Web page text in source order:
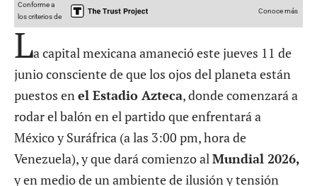
Conforme a
los criterios de
Conoce más
La capital mexicana amaneció este jueves 11 de
junio consciente de que los ojos del planeta están
puestos en el Estadio Azteca, donde comenzará a
rodar el balón en el partido que enfrentará a
México y Suráfrica (a las 3:00 pm, hora de
Venezuela), y que dará comienzo al Mundial 2026,
y en medio de un ambiente de ilusión y tensión